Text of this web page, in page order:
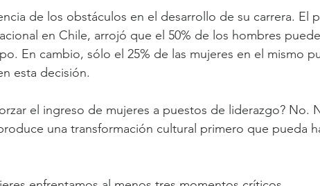
de los obstáculos en el desarrollo de su carrera. El
en Chile, arrojó que el 50% de los hombres
En cambio, sólo el 25% de las mujeres en el mismo
esta decisión.
el ingreso de mujeres a puestos de liderazgo? No.
una transformación cultural primero que pueda